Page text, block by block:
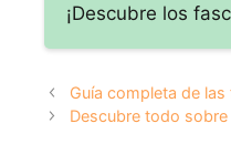
¡Descubre los
Guía completa de
Descubre todo